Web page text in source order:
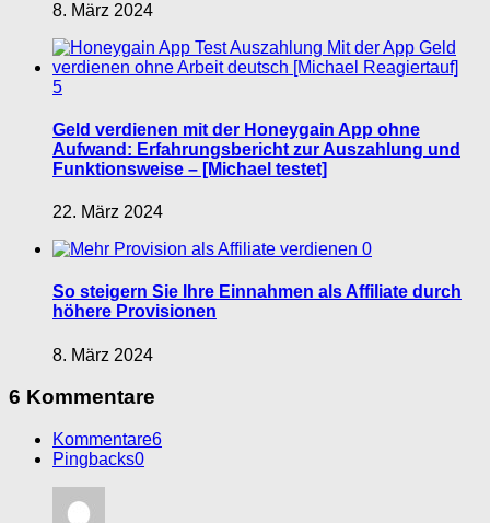
8. März 2024
5
Geld verdienen mit der Honeygain App ohne
Aufwand: Erfahrungsbericht zur Auszahlung und
Funktionsweise – [Michael testet]
22. März 2024
0
So steigern Sie Ihre Einnahmen als Affiliate durch
höhere Provisionen
8. März 2024
6 Kommentare
Kommentare6
Pingbacks0